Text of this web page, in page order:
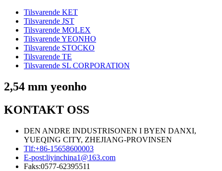
Tilsvarende KET
Tilsvarende JST
Tilsvarende MOLEX
Tilsvarende YEONHO
Tilsvarende STOCKO
Tilsvarende TE
Tilsvarende SL CORPORATION
2,54 mm yeonho
KONTAKT OSS
DEN ANDRE INDUSTRISONEN I BYEN DANXI,
YUEQING CITY, ZHEJIANG-PROVINSEN
Tlf:+86-15658600003
E-post:liyinchina1@163.com
Faks:0577-62395511